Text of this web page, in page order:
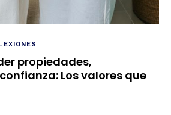
propiedades,
Los valores que